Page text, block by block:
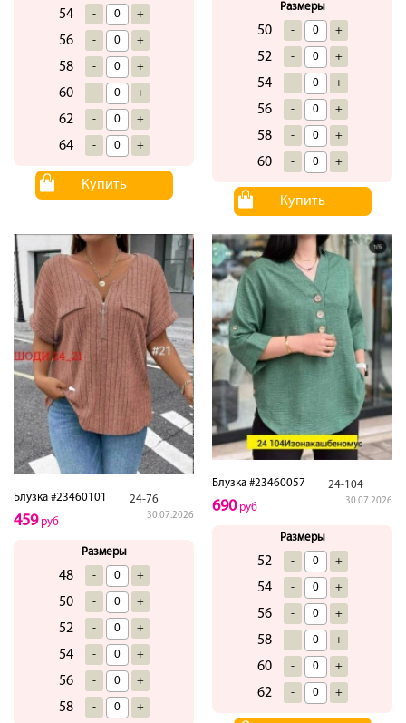
54 - +
56 - +
58 - +
60 - +
62 - +
64 - +
Купить
Размеры
50 - +
52 - +
54 - +
56 - +
58 - +
60 - +
Купить
Блузка #23460101 24-76
30.07.2026
459руб
Размеры
48 - +
50 - +
52 - +
54 - +
56 - +
58 - +
Блузка #23460057 24-104
30.07.2026
690руб
Размеры
52 - +
54 - +
56 - +
58 - +
60 - +
62 - +